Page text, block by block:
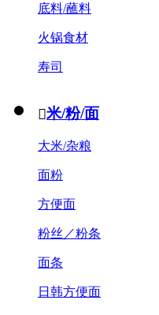
底料/蘸料
火锅食材
寿司
米/粉/面
大米/杂粮
面粉
方便面
粉丝／粉条
面条
日韩方便面